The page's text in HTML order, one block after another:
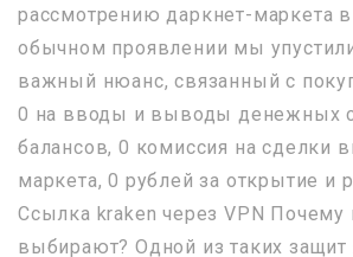
рассмотрению даркнет-маркета в
обычном проявлении мы
важный нюанс, связанный с
0 на вводы и выводы денежных
балансов, 0 комиссия на сделки
маркета, 0 рублей за открытие и
Ссылка kraken через VPN Почему
выбирают? Одной из таких защит